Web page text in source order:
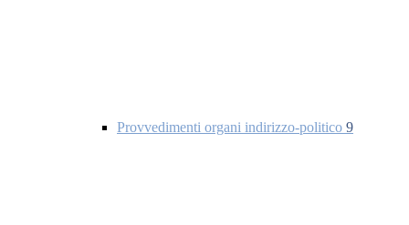
Provvedimenti organi indirizzo-politico 9